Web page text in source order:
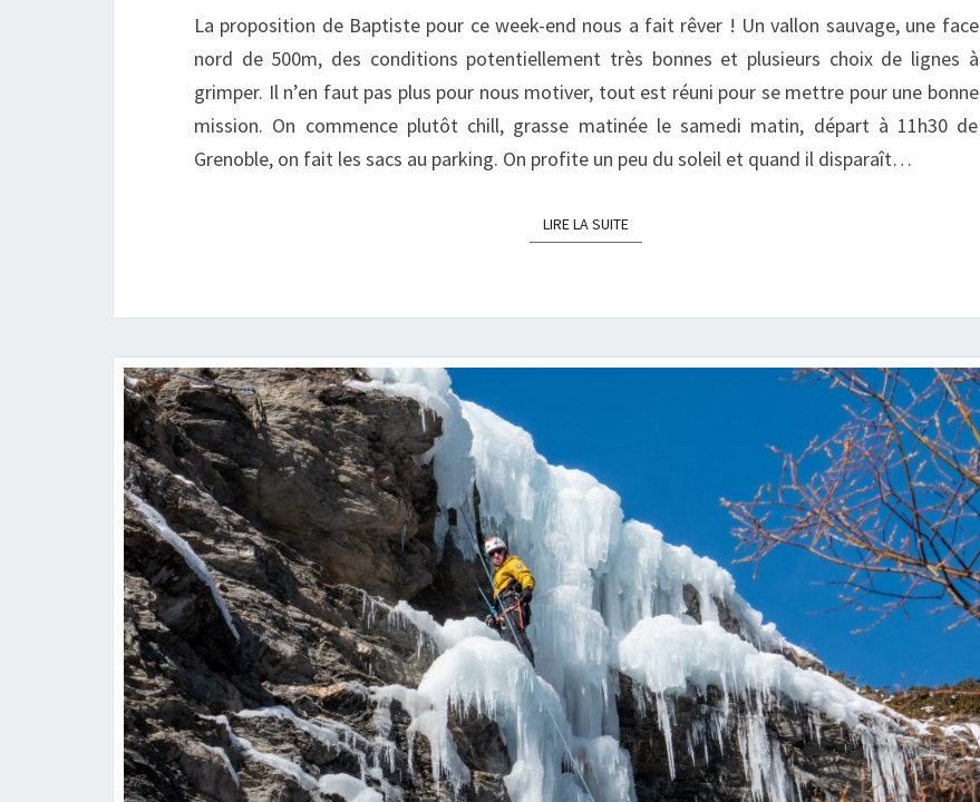
La proposition de Baptiste pour ce week-end nous a fait rêver ! Un vallon sauvage, une face
nord de 500m, des conditions potentiellement très bonnes et plusieurs choix de lignes à
grimper. Il n’en faut pas plus pour nous motiver, tout est réuni pour se mettre pour une bonne
mission. On commence plutôt chill, grasse matinée le samedi matin, départ à 11h30 de
Grenoble, on fait les sacs au parking. On profite un peu du soleil et quand il disparaît…
LIRE LA SUITELIRE LA SUITE